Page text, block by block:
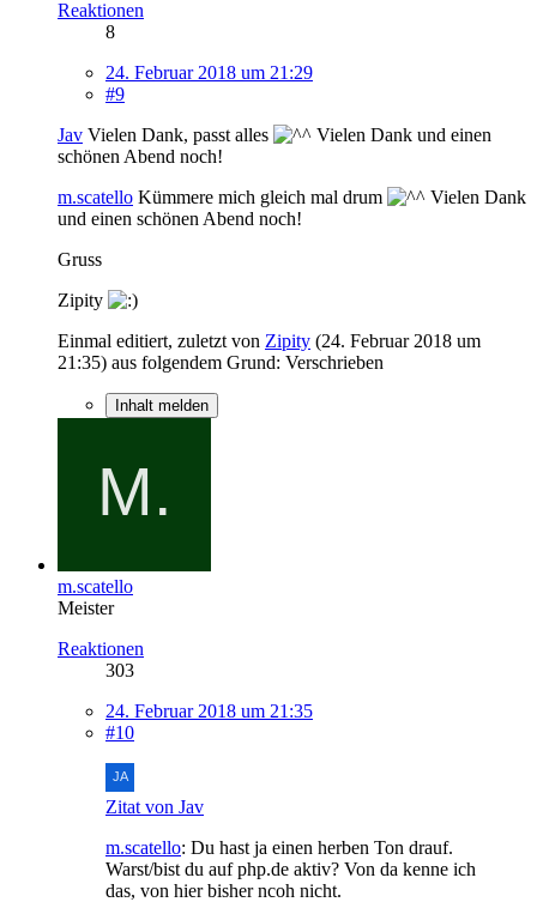
Reaktionen
8
24. Februar 2018 um 21:29
#9
Jav Vielen Dank, passt alles
Vielen Dank und einen
schönen Abend noch!
m.scatello Kümmere mich gleich mal drum
Vielen Dank
und einen schönen Abend noch!
Gruss
Zipity
Einmal editiert, zuletzt von Zipity (24. Februar 2018 um
21:35) aus folgendem Grund: Verschrieben
Inhalt melden
m.scatello
Meister
Reaktionen
303
24. Februar 2018 um 21:35
#10
Zitat von Jav
m.scatello: Du hast ja einen herben Ton drauf.
Warst/bist du auf php.de aktiv? Von da kenne ich
das, von hier bisher ncoh nicht.